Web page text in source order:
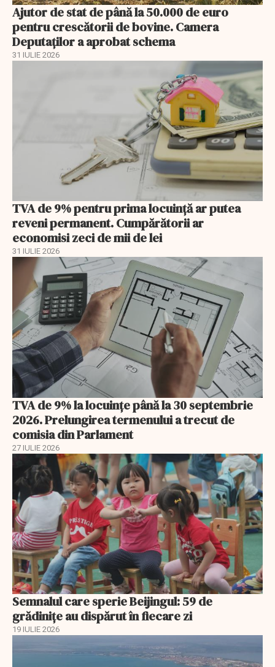
Ajutor de stat de până la 50.000 de euro
pentru crescătorii de bovine. Camera
Deputaților a aprobat schema
31 IULIE 2026
TVA de 9% pentru prima locuință ar putea
reveni permanent. Cumpărătorii ar
economisi zeci de mii de lei
31 IULIE 2026
TVA de 9% la locuințe până la 30 septembrie
2026. Prelungirea termenului a trecut de
comisia din Parlament
27 IULIE 2026
Semnalul care sperie Beijingul: 59 de
grădinițe au dispărut în fiecare zi
19 IULIE 2026